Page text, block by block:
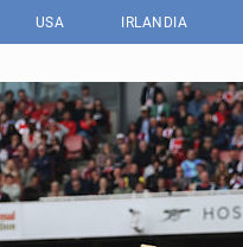
USA IRLANDIA